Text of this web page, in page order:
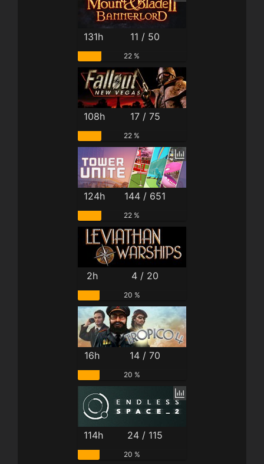
131h 11 / 50
22 %
108h 17 / 75
22 %
124h 144 / 651
22 %
2h 4 / 20
20 %
16h 14 / 70
20 %
114h 24 / 115
20 %